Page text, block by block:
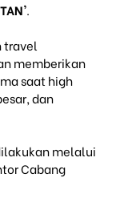
.
travel
memberikan
saat high
dan
melalui
Cabang